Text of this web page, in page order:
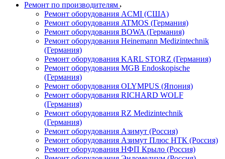
Ремонт по производителям
Ремонт оборудования ACMI (США)
Ремонт оборудования ATMOS (Германия)
Ремонт оборудования BOWA (Германия)
Ремонт оборудования Heinemann Medizintechnik
(Германия)
Ремонт оборудования KARL STORZ (Германия)
Ремонт оборудования MGB Endoskopische
(Германия)
Ремонт оборудования OLYMPUS (Япония)
Ремонт оборудования RICHARD WOLF
(Германия)
Ремонт оборудования RZ Medizintechnik
(Германия)
Ремонт оборудования Азимут (Россия)
Ремонт оборудования Азимут Плюс НТК (Россия)
Ремонт оборудования НФП Крыло (Россия)